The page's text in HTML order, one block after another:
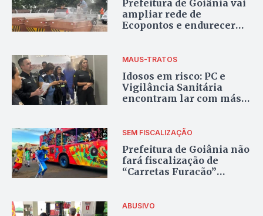
Prefeitura de Goiânia vai
ampliar rede de
Ecopontos e endurecer
MAUS-TRATOS
Idosos em risco: PC e
Vigilância Sanitária
encontram lar com más
SEM FISCALIZAÇÃO
Prefeitura de Goiânia não
fará fiscalização de
“Carretas Furacão”
ABUSIVO